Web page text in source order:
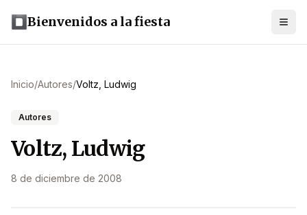
Bienvenidos a la fiesta
Inicio/Autores/Voltz, Ludwig
Autores
Voltz, Ludwig
8 de diciembre de 2008